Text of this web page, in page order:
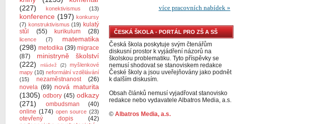
(227)
konektivismus (13)
konference (197) konkursy
(7) konstruktivismus (19) kulatý
stůl
(55) kurikulum (28)
licence (7)
matematika
(298) metodika (39) migrace
(87)
ministryně školství
(222)
mládež (2)
myšlenkové
mapy (10) neformální vzdělávání
(15)
nezaměstnanost
(26)
novela (69) nová maturita
(1305) odbory (45) odkazy
(271)
ombudsman
(40)
online (174) open source (23)
otevřený dopis
(42)
ČESKÁ ŠKOLA - PORTÁL PRO ZŠ A SŠ
Česká škola poskytuje svým čtenářům
diskusní prostor k vyjádření názorů na
školskou problematiku. Tyto příspěvky se
nemusí shodovat se stanoviskem redakce
České školy a jsou uveřejňovány jako podnět
k dalším diskusím.
Obsah článků nemusí vyjadřovat stanovisko
redakce nebo vydavatele Albatros Media, a.s.
© Albatros Media, a.s.